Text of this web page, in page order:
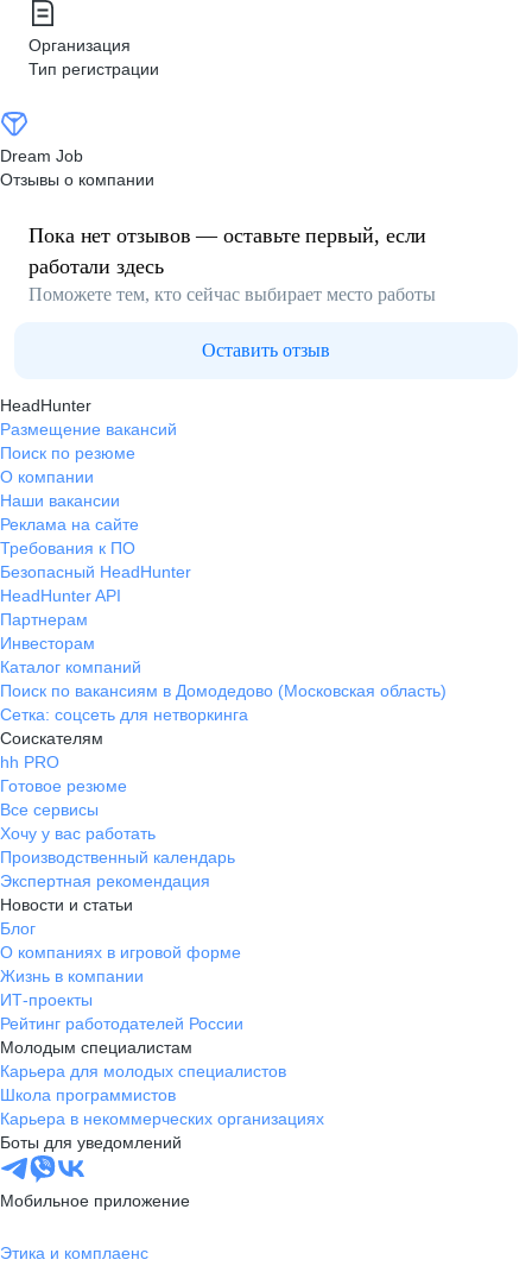
Организация
Тип регистрации
Dream Job
Отзывы о компании
Пока нет отзывов — оставьте первый, если
работали здесь
Поможете тем, кто сейчас выбирает место работы
Оставить отзыв
HeadHunter
Размещение вакансий
Поиск по резюме
О компании
Наши вакансии
Реклама на сайте
Требования к ПО
Безопасный HeadHunter
HeadHunter API
Партнерам
Инвесторам
Каталог компаний
Поиск по вакансиям в Домодедово (Московская область)
Сетка: соцсеть для нетворкинга
Соискателям
hh PRO
Готовое резюме
Все сервисы
Хочу у вас работать
Производственный календарь
Экспертная рекомендация
Новости и статьи
Блог
О компаниях в игровой форме
Жизнь в компании
ИТ-проекты
Рейтинг работодателей России
Молодым специалистам
Карьера для молодых специалистов
Школа программистов
Карьера в некоммерческих организациях
Боты для уведомлений
Мобильное приложение
Этика и комплаенс